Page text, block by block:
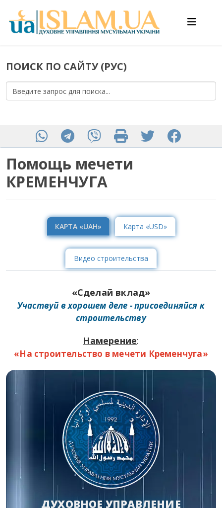
ПОИСК ПО САЙТУ (РУС)
Помощь мечети
КРЕМЕНЧУГА
КАРТА «UAH» Карта «USD»
Видео строительства
«Сделай вклад»
Участвуй в хорошем деле - присоединяйся к
строительству
Намерение:
«На строительство в мечети Кременчуга»
ДУХОВНОЕ УПРАВЛЕНИЕ